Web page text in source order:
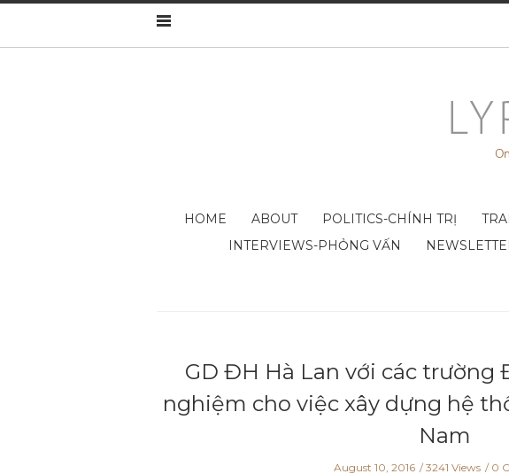
HOME ABOUT POLITICS-CHÍNH TRỊ
INTERVIEWS-PHỎNG VẤN
GD ĐH Hà Lan với các trường
nghiệm cho việc xây dựng hệ
Nam
August 10, 2016 3241 Views 0